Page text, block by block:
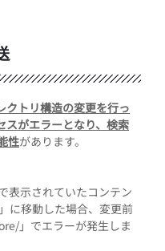
クトリ構造の変更を行っ
スがエラーとなり、検索
性があります。
示されていたコンテン
移動した場合、変更前
」でエラーが発生しま